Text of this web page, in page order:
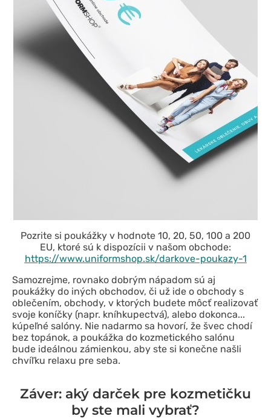
Pozrite si poukážky v hodnote 10, 20, 50, 100 a 200
EU, ktoré sú k dispozícii v našom obchode:
https://www.uniformshop.sk/darkove-poukazy-1
Samozrejme, rovnako dobrým nápadom sú aj
poukážky do iných obchodov, či už ide o obchody s
oblečením, obchody, v ktorých budete môcť realizovať
svoje koníčky (napr. kníhkupectvá), alebo dokonca...
kúpeľné salóny. Nie nadarmo sa hovorí, že švec chodí
bez topánok, a poukážka do kozmetického salónu
bude ideálnou zámienkou, aby ste si konečne našli
chvíľku relaxu pre seba.
Záver: aký darček pre kozmetičku
by ste mali vybrať?